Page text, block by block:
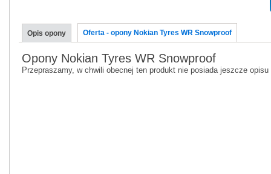
Opis opony Oferta - opony Nokian Tyres WR Snowproof
Opony Nokian Tyres WR Snowproof
Przepraszamy, w chwili obecnej ten produkt nie posiada jeszcze opisu